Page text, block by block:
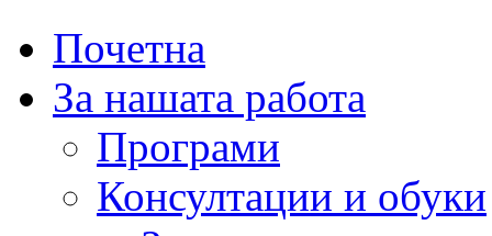
Почетна
За нашата работа
Програми
Консултации и обуки